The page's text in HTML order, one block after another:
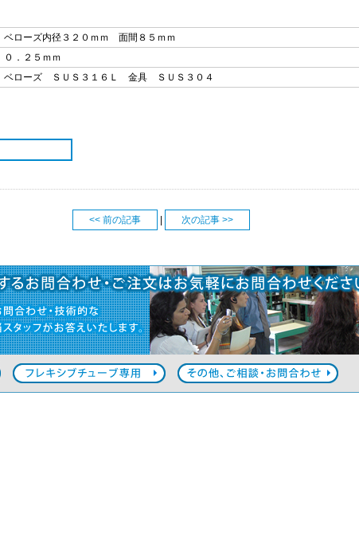
ベローズ内径３２０ｍｍ 面間８５ｍｍ
０．２５ｍｍ
ベローズ ＳＵＳ３１６Ｌ 金具 ＳＵＳ３０４
<< 前の記事 次の記事 >>